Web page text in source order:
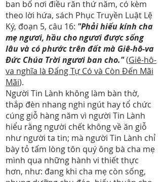
ban bố nơi điều răn thứ năm, có kèm
theo lời hứa, sách Phục Truyền Luật Lệ
Ký, đoạn 5, câu 16: "Phải hiếu kính cha
mẹ ngươi, hầu cho ngươi được sống
lâu và có phước trên đất mà Giê-hô-va
Đức Chúa Trời ngươi ban cho."(Giê-hô-
va nghĩa là Đấng Tự Có và Còn Đến Mãi
Mãi).
Người Tin Lành không làm bàn thờ,
thắp đèn nhang nghi ngút hay tổ chức
cúng giỗ hàng năm vì người Tin Lành
hiểu rằng người chết không về ăn giỗ
như người ta tin; mà người Tin Lành chỉ
bày tỏ tấm lòng tôn quý ông bà cha mẹ
mình qua những hành vi thiết thực
hơn, như: đang khi cha mẹ còn sống,